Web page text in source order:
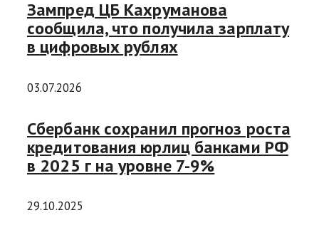
Зампред ЦБ Кахруманова
сообщила, что получила зарплату
в цифровых рублях
03.07.2026
Сбербанк сохранил прогноз роста
кредитования юрлиц банками РФ
в 2025 г на уровне 7-9%
29.10.2025